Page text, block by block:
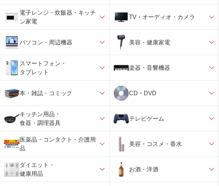
電子レンジ・炊飯器・キッチ
ン家電
TV・オーディオ・カメラ
パソコン・周辺機器 美容・健康家電
スマートフォン・
タブレット
楽器・音響機器
本・雑誌・コミック CD・DVD
キッチン用品・
食器・調理器具
テレビゲーム
医薬品・コンタクト・介護用
品
美容・コスメ・香水
ダイエット・
健康用品
お酒・洋酒